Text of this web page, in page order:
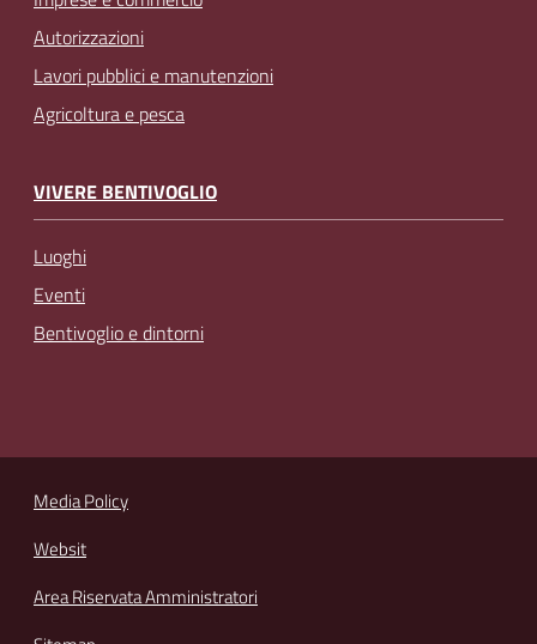
Autorizzazioni
Lavori pubblici e manutenzioni
Agricoltura e pesca
VIVERE BENTIVOGLIO
Luoghi
Eventi
Bentivoglio e dintorni
Media Policy
Websit
Area Riservata Amministratori